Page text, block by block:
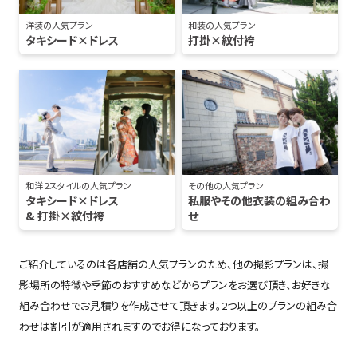
洋装の人気プラン
タキシード×ドレス
和装の人気プラン
打掛×紋付袴
和洋２スタイルの人気プラン
タキシード×ドレス
& 打掛×紋付袴
その他の人気プラン
私服やその他衣装の組み合わ
せ
ご紹介しているのは各店舗の人気プランのため、他の撮影プランは、撮
影場所の特徴や季節のおすすめなどからプランをお選び頂き、お好きな
組み合わせでお見積りを作成させて頂きます。2つ以上のプランの組み合
わせは割引が適用されますのでお得になっております。